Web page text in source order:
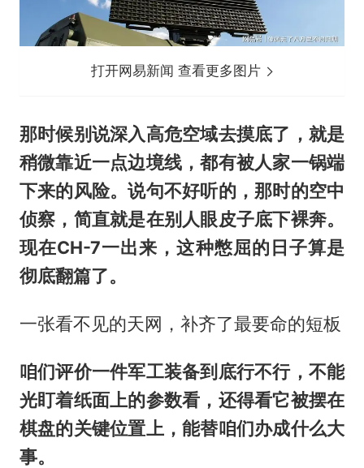
打开网易新闻 查看更多图片
那时候别说深入高危空域去摸底了，就是
稍微靠近一点边境线，都有被人家一锅端
下来的风险。说句不好听的，那时的空中
侦察，简直就是在别人眼皮子底下裸奔。
现在CH-7一出来，这种憋屈的日子算是
彻底翻篇了。
一张看不见的天网，补齐了最要命的短板
咱们评价一件军工装备到底行不行，不能
光盯着纸面上的参数看，还得看它被摆在
棋盘的关键位置上，能替咱们办成什么大
事。